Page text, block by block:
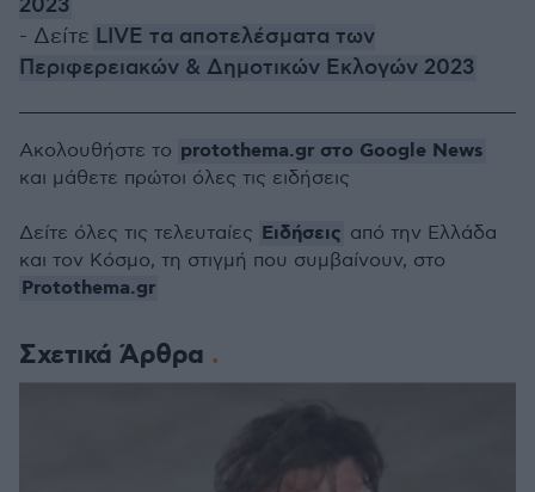
2023
- Δείτε LIVE τα αποτελέσματα των
Περιφερειακών & Δημοτικών Εκλογών 2023
Σχετικά Άρθρα
Ακολουθήστε το protothema.gr στο Google News
και μάθετε πρώτοι όλες τις ειδήσεις
Δείτε όλες τις τελευταίες Ειδήσεις από την Ελλάδα
και τον Κόσμο, τη στιγμή που συμβαίνουν, στο
Protothema.gr